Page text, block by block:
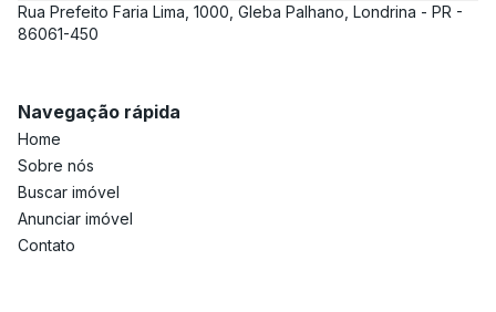
Rua Prefeito Faria Lima, 1000, Gleba Palhano, Londrina - PR -
86061-450
Navegação rápida
Home
Sobre nós
Buscar imóvel
Anunciar imóvel
Contato